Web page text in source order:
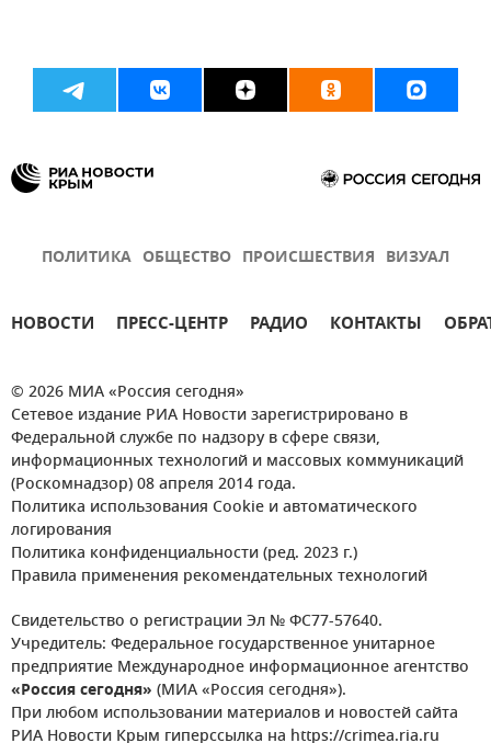
ПОЛИТИКА ОБЩЕСТВО ПРОИСШЕСТВИЯ ВИЗУАЛ
НОВОСТИ ПРЕСС-ЦЕНТР РАДИО КОНТАКТЫ
© 2026 МИА «Россия сегодня»
Сетевое издание РИА Новости зарегистрировано в
Федеральной службе по надзору в сфере связи,
информационных технологий и массовых коммуникаций
(Роскомнадзор) 08 апреля 2014 года.
Политика использования Cookie и автоматического
логирования
Политика конфиденциальности (ред. 2023 г.)
Правила применения рекомендательных технологий
Свидетельство о регистрации Эл № ФС77-57640.
Учредитель: Федеральное государственное унитарное
предприятие Международное информационное агентство
«Россия сегодня» (МИА «Россия сегодня»).
При любом использовании материалов и новостей сайта
РИА Новости Крым гиперссылка на https://crimea.ria.ru